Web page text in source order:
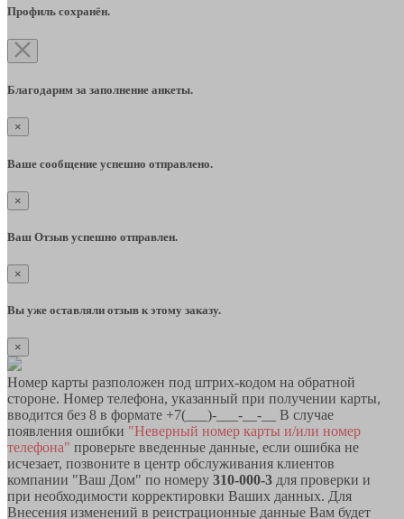
Профиль сохранён.
Благодарим за заполнение анкеты.
×
Ваше сообщение успешно отправлено.
×
Ваш Отзыв успешно отправлен.
×
Вы уже оставляли отзыв к этому заказу.
×
Номер карты разположен под штрих-кодом на обратной
стороне. Номер телефона, указанный при получении карты,
вводится без 8 в формате +7(___)-___-__-__ В случае
появления ошибки "Неверный номер карты и/или номер
телефона" проверьте введенные данные, если ошибка не
исчезает, позвоните в центр обслуживания клиентов
компании "Ваш Дом" по номеру 310-000-3 для проверки и
при необходимости корректировки Ваших данных. Для
Внесения изменений в реистрационные данные Вам будет